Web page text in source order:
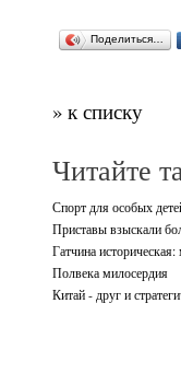
Поделиться…
» к списку
Читайте
Спорт для особых
Приставы взыскали
Гатчина
Полвека милосердия
Китай - друг и